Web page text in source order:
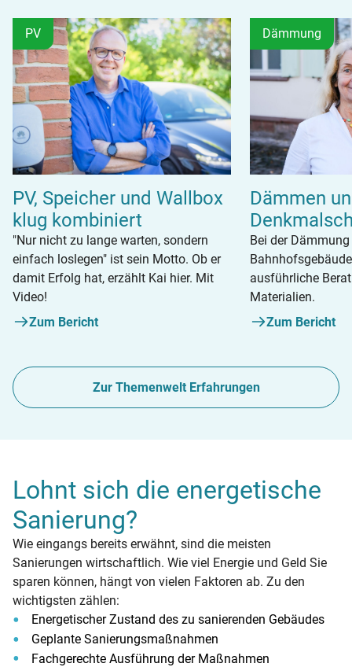
PV
PV, Speicher und Wallbox
klug kombiniert
"Nur nicht zu lange warten, sondern
einfach loslegen" ist sein Motto. Ob er
damit Erfolg hat, erzählt Kai hier. Mit
Video!
Zum Bericht
Dämmung
Dämmen
Bei der
ausführliche
Materialien.
Zum Bericht
Zur Themenwelt Erfahrungen
Lohnt sich die energetische
Sanierung?
Wie eingangs bereits erwähnt, sind die meisten
Sanierungen wirtschaftlich. Wie viel Energie und Geld Sie
sparen können, hängt von vielen Faktoren ab. Zu den
wichtigsten zählen:
Energetischer Zustand des zu sanierenden Gebäudes
Geplante Sanierungsmaßnahmen
Fachgerechte Ausführung der Maßnahmen